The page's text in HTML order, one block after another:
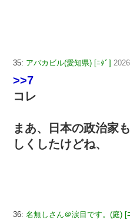
35: アバカビル(愛知県) [ﾆﾀﾞ]
>>7
コレ
まあ、日本の政治家
しくしたけどね、
36: 名無しさん＠涙目です。(庭) [